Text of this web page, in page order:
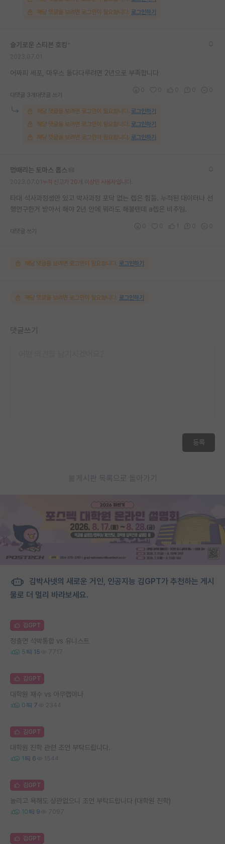
해당 댓글을 보려면 로그인이 필요합니다. 로그인하기
슬기로운 스티븐 호킹
어짜피 세포, 마우스 둘다다루려면 2년으로 부족합니다
대댓글 3개 대댓글 쓰기
해당 댓글을 보려면 로그인이 필요합니다. 로그인하기
해당 댓글을 보려면 로그인이 필요합니다. 로그인하기
해당 댓글을 보려면 로그인이 필요합니다. 로그인하기
멍때리는 토마스 홉스
누적 신고가 20개 이상인 사용자입니다.
타대 석사과정생만 있고 박사과정 포닥 없는 렙은 힘듬. 누적된 대이터나 선
행연구한거 받아서 해야 2년 안에 뭐라도 해볼텐데 a렙은 비추임.
대댓글 쓰기
해당 댓글을 보려면 로그인이 필요합니다. 로그인하기
해당 댓글을 보려면 로그인이 필요합니다. 로그인하기
댓글쓰기
등록
게시판 목록으로 돌아가기
김박사넷의 새로운 거인, 인공지능 김GPT가 추천하는 게시
물로 더 멀리 바라보세요.
김GPT
정출연 석박통합 vs 유니스트
5 15 7717
김GPT
대학원 재수 vs 아무랩이나
0 7 2344
김GPT
대학원 진학 관련 조언 부탁드립니다.
1 6 1544
김GPT
놀리고 욕해도 상관없으니 조언 부탁드립니다 (대학원 진학)
10 9 7097
김GPT